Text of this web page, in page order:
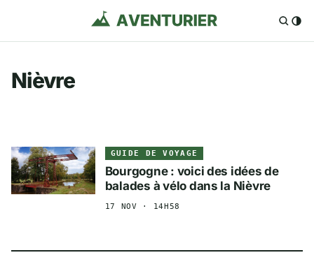
Nièvre
GUIDE DE VOYAGE
Bourgogne : voici des idées de
balades à vélo dans la Nièvre
17 NOV · 14H58